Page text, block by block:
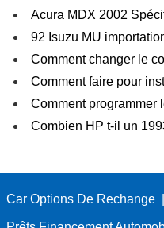
Acura MDX 2002
92 Isuzu MU
Comment changer le
Comment faire pour
Comment
Combien HP t-il un
Car Options De Rechange